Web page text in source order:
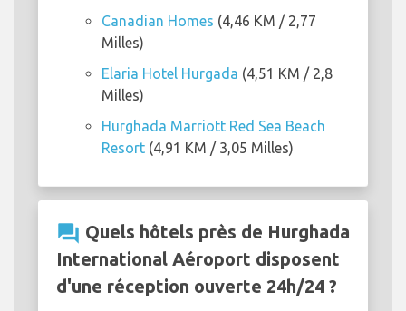
Canadian Homes (4,46 KM / 2,77
Milles)
Elaria Hotel Hurgada (4,51 KM / 2,8
Milles)
Hurghada Marriott Red Sea Beach
Resort (4,91 KM / 3,05 Milles)
question_answer Quels hôtels près de Hurghada
International Aéroport disposent
d'une réception ouverte 24h/24 ?